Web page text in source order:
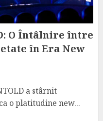
O Întâlnire între
în Era New
a stârnit
o platitudine new...